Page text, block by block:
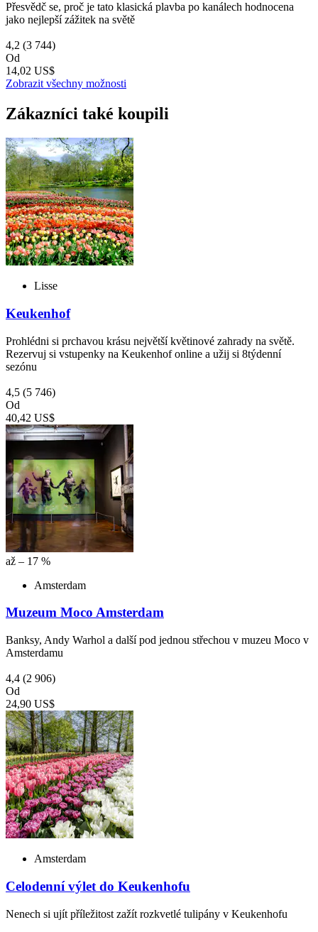
Přesvědč se, proč je tato klasická plavba po kanálech hodnocena
jako nejlepší zážitek na světě
4,2 (3 744)
Od
14,02 US$
Zobrazit všechny možnosti
Zákazníci také koupili
Lisse
Keukenhof
Prohlédni si prchavou krásu největší květinové zahrady na světě.
Rezervuj si vstupenky na Keukenhof online a užij si 8týdenní
sezónu
4,5 (5 746)
Od
40,42 US$
až – 17 %
Amsterdam
Muzeum Moco Amsterdam
Banksy, Andy Warhol a další pod jednou střechou v muzeu Moco v
Amsterdamu
4,4 (2 906)
Od
24,90 US$
Amsterdam
Celodenní výlet do Keukenhofu
Nenech si ujít příležitost zažít rozkvetlé tulipány v Keukenhofu